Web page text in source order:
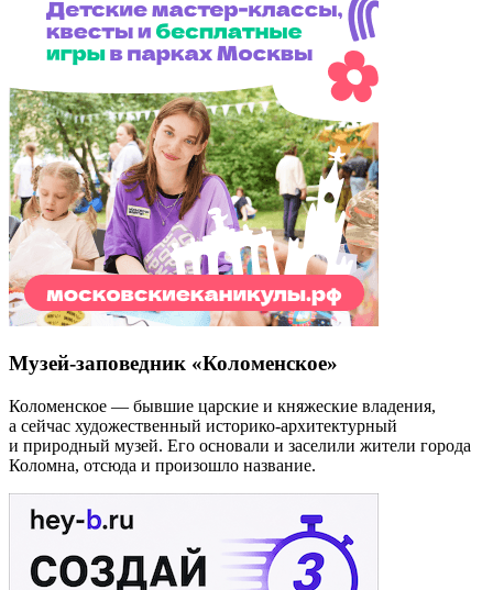
Музей-заповедник «Коломенское»
Коломенское — бывшие царские и княжеские владения,
а сейчас художественный историко-архитектурный
и природный музей. Его основали и заселили жители города
Коломна, отсюда и произошло название.